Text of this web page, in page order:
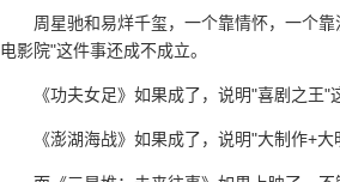
周星驰和易烊千玺，一个靠情怀，一个
电影院"这件事还成不成立。
《功夫女足》如果成了，说明"喜剧之王
《澎湖海战》如果成了，说明"大制作+